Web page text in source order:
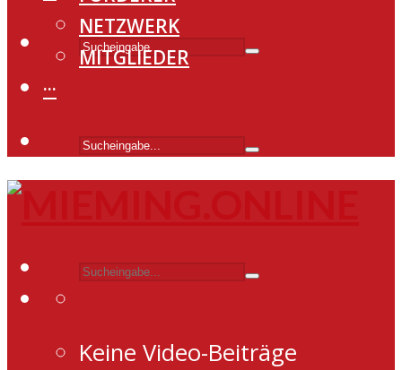
NETZWERK
MITGLIEDER
···
Keine Video-Beiträge